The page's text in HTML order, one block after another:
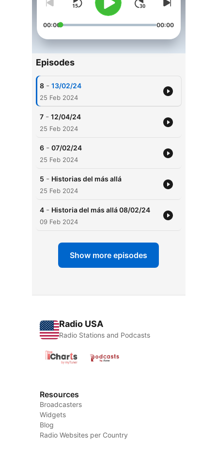
00:00 00:00
Episodes
8 - 13/02/24
25 Feb 2024
7 - 12/04/24
25 Feb 2024
6 - 07/02/24
25 Feb 2024
5 - Historias del más allá
25 Feb 2024
4 - Historia del más allá 08/02/24
09 Feb 2024
Show more episodes
Radio USA
Radio Stations and Podcasts
Resources
Broadcasters
Widgets
Blog
Radio Websites per Country